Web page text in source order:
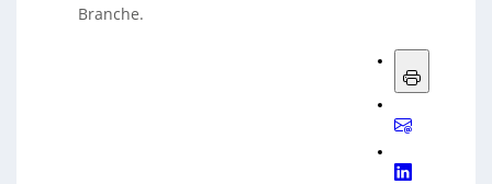
Branche.